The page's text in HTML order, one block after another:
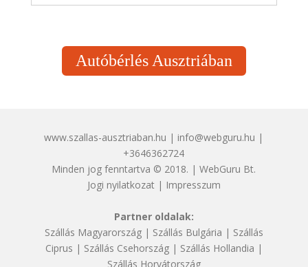
Autóbérlés Ausztriában
www.szallas-ausztriaban.hu | info@webguru.hu |
+3646362724
Minden jog fenntartva © 2018. | WebGuru Bt.
Jogi nyilatkozat| Impresszum
Partner oldalak:
Szállás Magyarország| Szállás Bulgária | Szállás
Ciprus | Szállás Csehország| Szállás Hollandia |
Szállás Horvátország